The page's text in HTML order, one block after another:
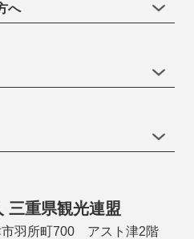
へ
三重県観光連盟
羽所町700 アスト津2階